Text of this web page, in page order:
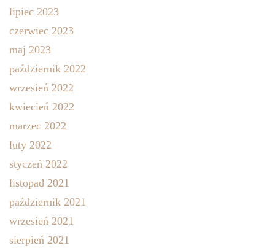
lipiec 2023
czerwiec 2023
maj 2023
październik 2022
wrzesień 2022
kwiecień 2022
marzec 2022
luty 2022
styczeń 2022
listopad 2021
październik 2021
wrzesień 2021
sierpień 2021